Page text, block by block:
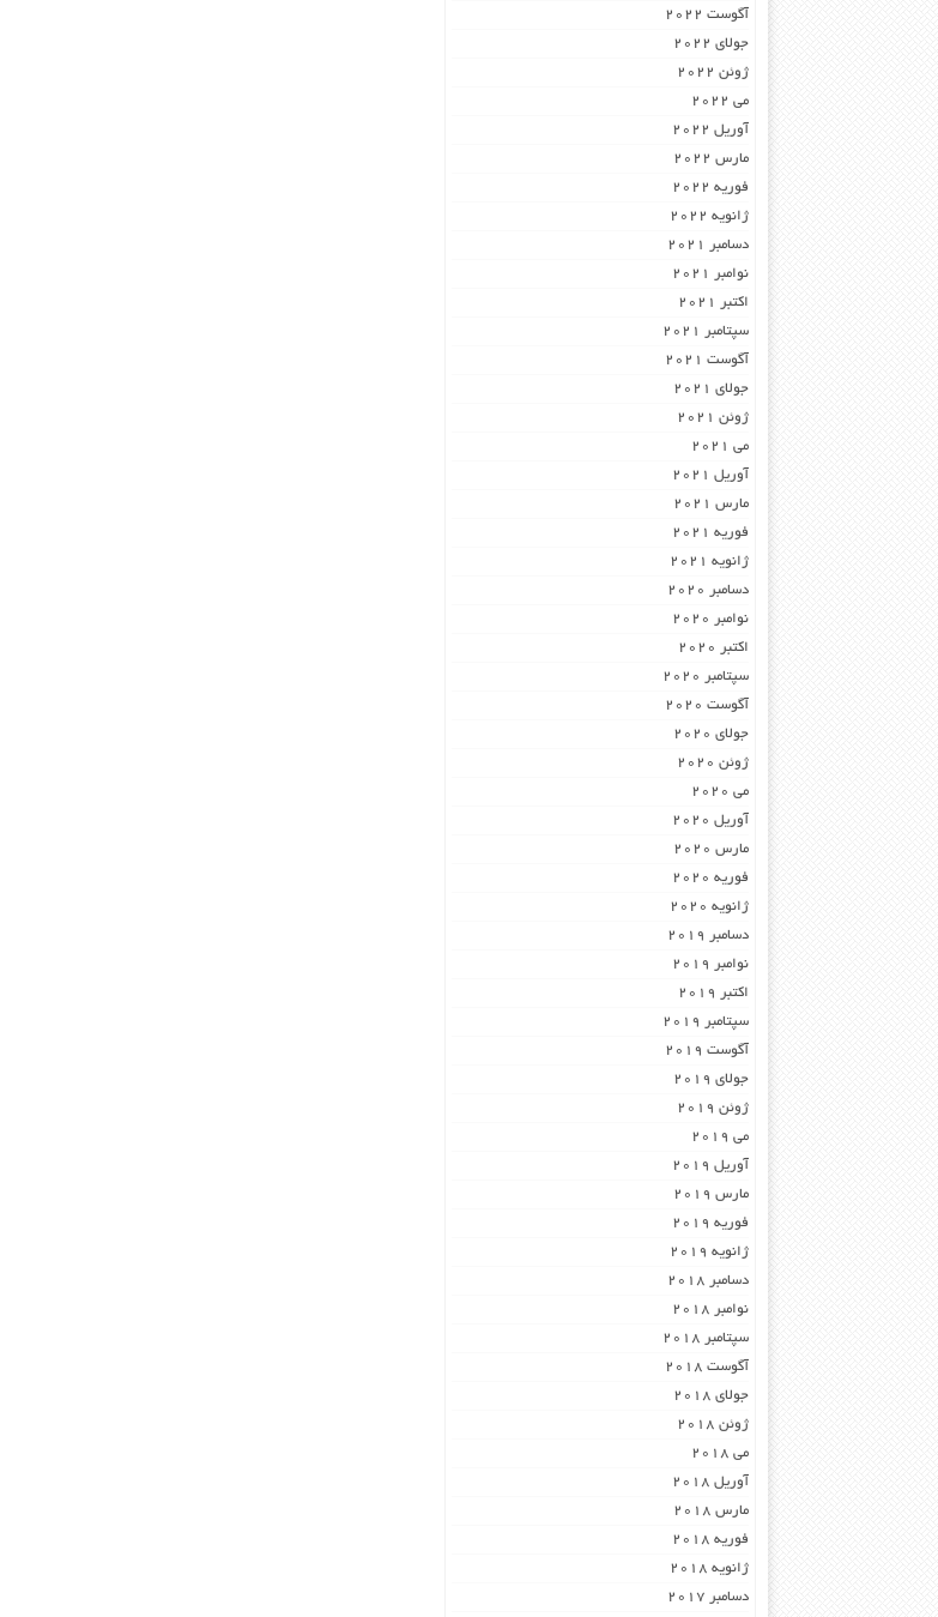
آگوست 2022
جولای 2022
ژوئن 2022
می 2022
آوریل 2022
مارس 2022
فوریه 2022
ژانویه 2022
دسامبر 2021
نوامبر 2021
اکتبر 2021
سپتامبر 2021
آگوست 2021
جولای 2021
ژوئن 2021
می 2021
آوریل 2021
مارس 2021
فوریه 2021
ژانویه 2021
دسامبر 2020
نوامبر 2020
اکتبر 2020
سپتامبر 2020
آگوست 2020
جولای 2020
ژوئن 2020
می 2020
آوریل 2020
مارس 2020
فوریه 2020
ژانویه 2020
دسامبر 2019
نوامبر 2019
اکتبر 2019
سپتامبر 2019
آگوست 2019
جولای 2019
ژوئن 2019
می 2019
آوریل 2019
مارس 2019
فوریه 2019
ژانویه 2019
دسامبر 2018
نوامبر 2018
سپتامبر 2018
آگوست 2018
جولای 2018
ژوئن 2018
می 2018
آوریل 2018
مارس 2018
فوریه 2018
ژانویه 2018
دسامبر 2017